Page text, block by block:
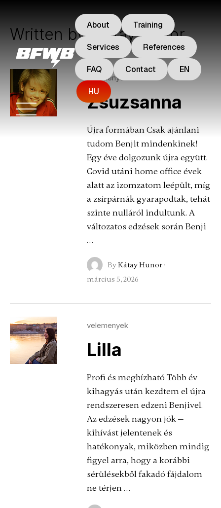
About Training
Services References
FAQ Contact EN
HU
Written by: Kátay Hunor
velemenyek
Zsuzsanna
Újra formában Csak ajánlani
tudom Benjit mindenkinek!
Egy éve dolgozunk újra együtt.
Covid utáni home office évek
alatt az izomzatom leépült, míg
a zsírpárnák gyarapodtak, tehát
szinte nulláról indultunk. A
változatos edzések során Benji
…
ByKátay Hunor·
március 5, 2026
velemenyek
Lilla
Profi és megbízható Több év
kihagyás után kezdtem el újra
rendszeresen edzeni Benjivel.
Az edzések nagyon jók —
kihívást jelentenek és
hatékonyak, miközben mindig
figyel arra, hogy a korábbi
sérülésekből fakadó fájdalom
ne térjen …